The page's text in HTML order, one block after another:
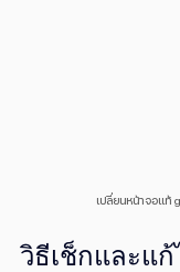
เปลี่ยนหน้าจอแท้
วิธีเช็กและแ